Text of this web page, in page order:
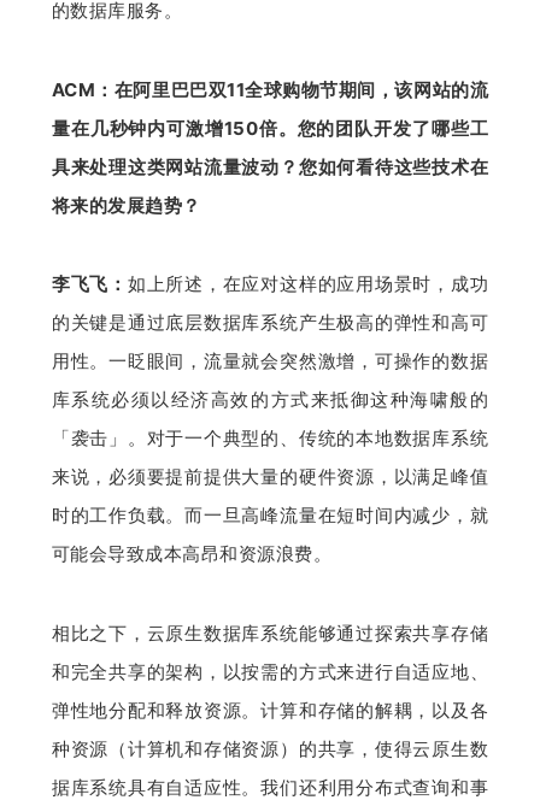
的数据库服务。
ACM：在阿里巴巴双11全球购物节期间，该网站的流
量在几秒钟内可激增150倍。您的团队开发了哪些工
具来处理这类网站流量波动？您如何看待这些技术在
将来的发展趋势？
李飞飞： 如上所述，在应对这样的应用场景时，成功
的关键是通过底层数据库系统产生极高的弹性和高可
用性。一眨眼间，流量就会突然激增，可操作的数据
库系统必须以经济高效的方式来抵御这种海啸般的
「袭击」。对于一个典型的、传统的本地数据库系统
来说，必须要提前提供大量的硬件资源，以满足峰值
时的工作负载。而一旦高峰流量在短时间内减少，就
可能会导致成本高昂和资源浪费。
相比之下，云原生数据库系统能够通过探索共享存储
和完全共享的架构，以按需的方式来进行自适应地、
弹性地分配和释放资源。计算和存储的解耦，以及各
种资源（计算机和存储资源）的共享，使得云原生数
据库系统具有自适应性。我们还利用分布式查询和事